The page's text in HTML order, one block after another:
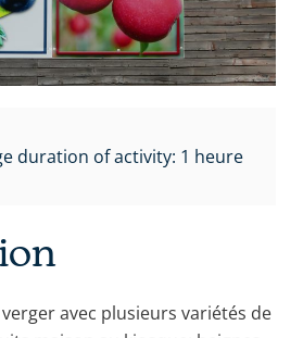
duration of activity: 1 heure
avec plusieurs variétés de